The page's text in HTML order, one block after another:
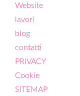
Website
lavori
blog
contatti
PRIVACY
Cookie
SITEMAP